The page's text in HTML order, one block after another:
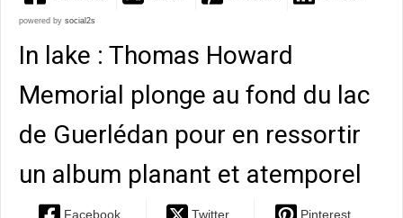
powered by social2s
In lake : Thomas Howard
Memorial plonge au fond du lac
de Guerlédan pour en ressortir
un album planant et atemporel
Facebook Twitter Pinterest